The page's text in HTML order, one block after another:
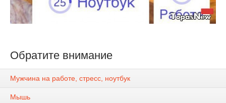
Обратите внимание
Мужчина на работе, стресс, ноутбук
Мышь